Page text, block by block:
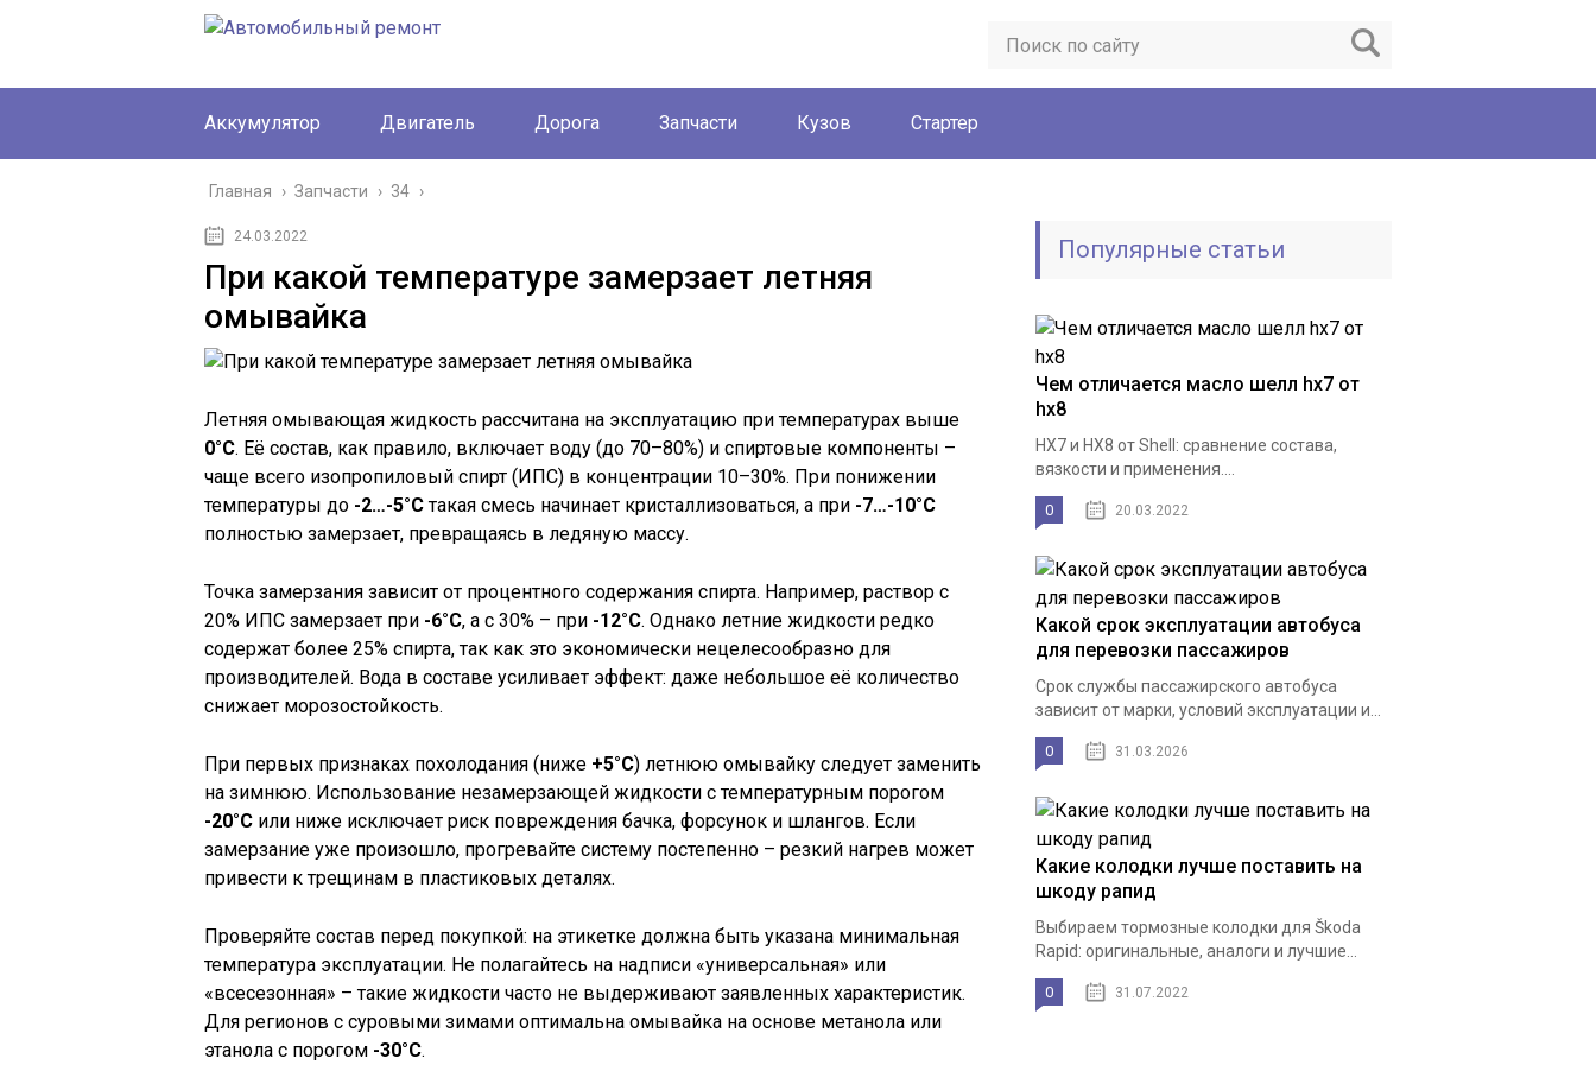
Аккумулятор Двигатель Дорога Запчасти Кузов Стартер
Главная › Запчасти › 34 ›
24.03.2022
При какой температуре замерзает летняя
омывайка
Летняя омывающая жидкость рассчитана на эксплуатацию при температурах выше
0°C. Её состав, как правило, включает воду (до 70–80%) и спиртовые компоненты –
чаще всего изопропиловый спирт (ИПС) в концентрации 10–30%. При понижении
температуры до -2…-5°Cтакая смесь начинает кристаллизоваться, а при -7…-10°C
полностью замерзает, превращаясь в ледяную массу.
Точка замерзания зависит от процентного содержания спирта. Например, раствор с
20% ИПС замерзает при -6°C, а с 30% – при -12°C. Однако летние жидкости редко
содержат более 25% спирта, так как это экономически нецелесообразно для
производителей. Вода в составе усиливает эффект: даже небольшое её количество
снижает морозостойкость.
При первых признаках похолодания (ниже +5°C) летнюю омывайку следует заменить
на зимнюю. Использование незамерзающей жидкости с температурным порогом
-20°C или ниже исключает риск повреждения бачка, форсунок и шлангов. Если
замерзание уже произошло, прогревайте систему постепенно – резкий нагрев может
привести к трещинам в пластиковых деталях.
Проверяйте состав перед покупкой: на этикетке должна быть указана минимальная
температура эксплуатации. Не полагайтесь на надписи «универсальная» или
«всесезонная» – такие жидкости часто не выдерживают заявленных характеристик.
Для регионов с суровыми зимами оптимальна омывайка на основе метанола или
этанола с порогом -30°C.
Популярные статьи
Чем отличается масло шелл hx7 от
hx8
HX7 и HX8 от Shell: сравнение состава,
вязкости и применения....
0 20.03.2022
Какой срок эксплуатации автобуса
для перевозки пассажиров
Срок службы пассажирского автобуса
зависит от марки, условий эксплуатации и...
0 31.03.2026
Какие колодки лучше поставить на
шкоду рапид
Выбираем тормозные колодки для Škoda
Rapid: оригинальные, аналоги и лучшие...
0 31.07.2022